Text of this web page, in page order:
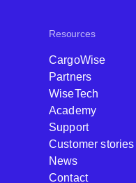
Resources
CargoWise
Partners
WiseTech
Academy
Support
Customer stories
News
Contact